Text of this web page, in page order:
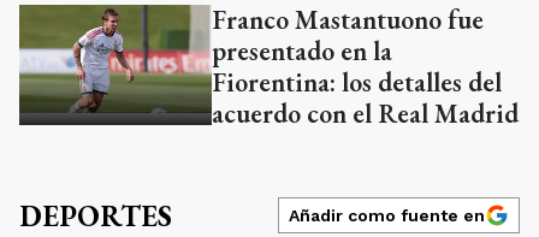
Franco Mastantuono fue
presentado en la
Fiorentina: los detalles del
acuerdo con el Real Madrid
DEPORTES Añadir como fuente en